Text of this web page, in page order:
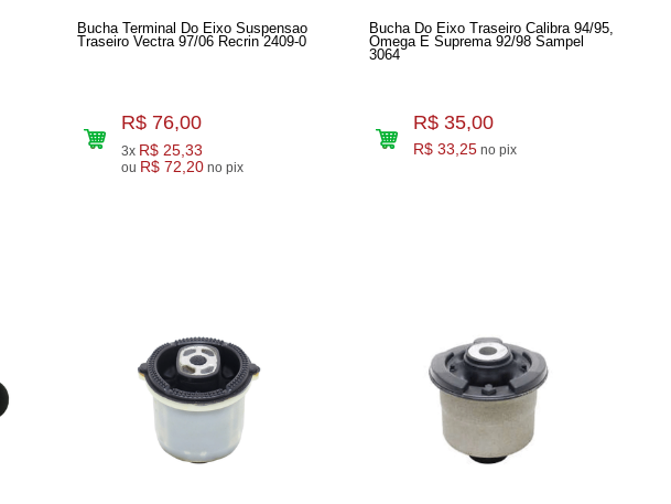
Bucha Terminal Do Eixo Suspensao
Traseiro Vectra 97/06 Recrin 2409-0
R$ 76,00
3x R$ 25,33
ou R$ 72,20 no pix
Bucha Do Eixo Traseiro Calibra 94/95,
Omega E Suprema 92/98 Sampel
3064
R$ 35,00
R$ 33,25 no pix